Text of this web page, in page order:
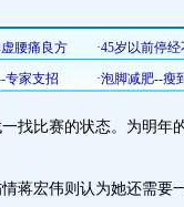
找比赛的状态。为明年
宏伟则认为她还需要